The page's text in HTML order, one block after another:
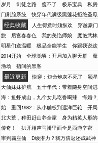
岁月
剑徒之路 瘦不了 极乐宝典 私
门刷脸系统
快穿年代满级黑莲花拒绝圣
经典收藏 人生得意时须纵欢 穿越豪
旅
后宫春春色 我的美艳师娘 魔艳武
明星们送温暖
极品全能学生 你跟我说
2014开始
全球觉醒：开局加入聊天群
渔场
指间的黑客
最近更新 快穿：短命炮灰不死了 颖
天仙妹妹护航
五十年代：带着随身空间
海：鱼虾成山，九个女儿吃香喝辣
悔婚
始
重回1982：从小舢板到远洋巨轮 开
北大荒，种田赶山养全家
身为精英人形
传奇！
扒开相声马褂里面全是西游辛密
审判霸座仙
D级潜力？我万倍返还成武神